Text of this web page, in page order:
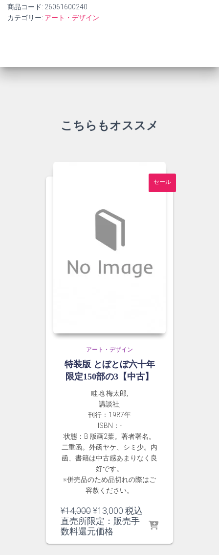
個
商品コード: 26061600240
カテゴリー: アート・デザイン
こちらもオススメ
セール
アート・デザイン
特装版 とぼとぼ六十年
限定150部の3【中古】
畦地 梅太郎,
講談社,
刊行：1987年
ISBN：-
状態：B 版画2葉。著者署名。
二重函。外函ヤケ、シミ少。内
函、書籍は中古感あまりなく良
好です。
※併売品のため品切れの際はご
容赦ください。
¥14,000元
の
価
¥13,000 現
在
税込
直売所限定：販売手
数料還元価格